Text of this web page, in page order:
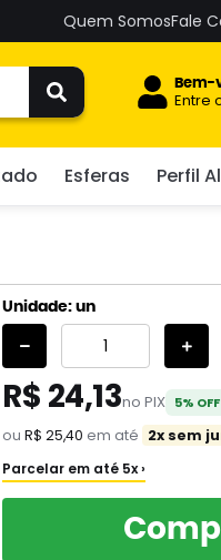
Quem SomosFale
Bem-
Entre
Esferas Perfil
Unidade: un
R$ 24,13no PIX 5% OFF
ouR$ 25,40 em até 2x sem
Parcelar em até 5x ›